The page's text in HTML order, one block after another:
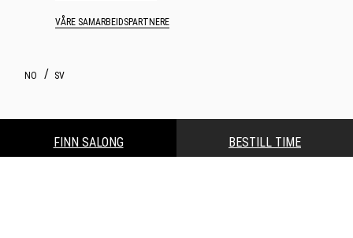
VÅRE SAMARBEIDSPARTNERE
NO SV
FINN SALONG BESTILL TIME